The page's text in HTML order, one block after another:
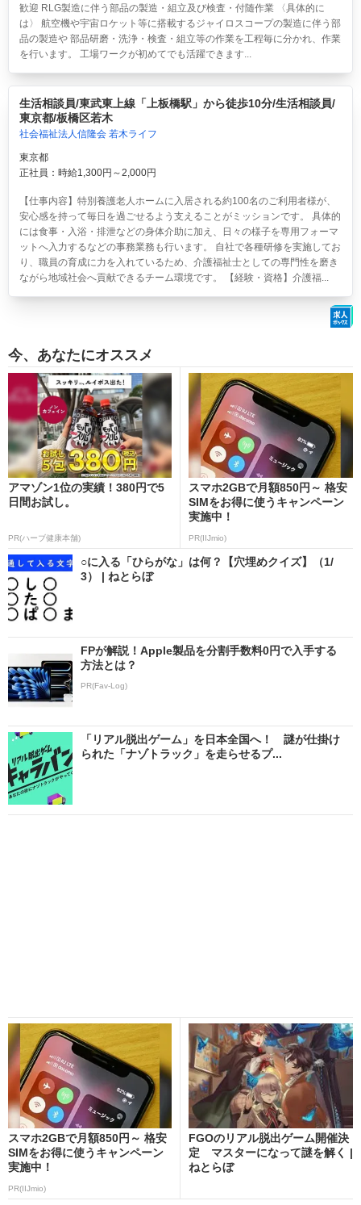
歓迎 RLG製造に伴う部品の製造・組立及び検査・付随作業 〈具体的に
は〉 航空機や宇宙ロケット等に搭載するジャイロスコープの製造に伴う部
品の製造や 部品研磨・洗浄・検査・組立等の作業を工程毎に分かれ、作業
を行います。 工場ワークが初めてでも活躍できます...
生活相談員/東武東上線「上板橋駅」から徒歩10分/生活相談員/
東京都/板橋区若木
社会福祉法人信隆会 若木ライフ
東京都
正社員：時給1,300円～2,000円
【仕事内容】特別養護老人ホームに入居される約100名のご利用者様が、
安心感を持って毎日を過ごせるよう支えることがミッションです。 具体的
には食事・入浴・排泄などの身体介助に加え、日々の様子を専用フォーマ
ットへ入力するなどの事務業務も行います。 自社で各種研修を実施してお
り、職員の育成に力を入れているため、介護福祉士としての専門性を磨き
ながら地域社会へ貢献できるチーム環境です。 【経験・資格】介護福...
今、あなたにオススメ
アマゾン1位の実績！380円で5
日間お試し。
PR(ハーブ健康本舗)
スマホ2GBで月額850円～ 格安
SIMをお得に使うキャンペーン
実施中！
PR(IIJmio)
○に入る「ひらがな」は何？【穴埋めクイズ】（1/
3） | ねとらぼ
FPが解説！Apple製品を分割手数料0円で入手する
方法とは？
PR(Fav-Log)
「リアル脱出ゲーム」を日本全国へ！ 謎が仕掛け
られた「ナゾトラック」を走らせるプ...
スマホ2GBで月額850円～ 格安
SIMをお得に使うキャンペーン
実施中！
PR(IIJmio)
FGOのリアル脱出ゲーム開催決
定 マスターになって謎を解く |
ねとらぼ